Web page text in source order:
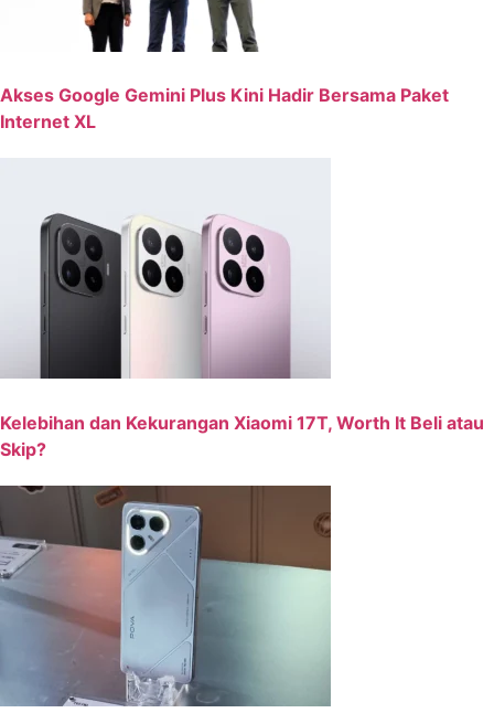
Akses Google Gemini Plus Kini Hadir Bersama Paket
Internet XL
Kelebihan dan Kekurangan Xiaomi 17T, Worth It Beli atau
Skip?